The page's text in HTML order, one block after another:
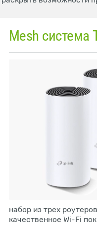
набор из трех
качественное Wi-Fi